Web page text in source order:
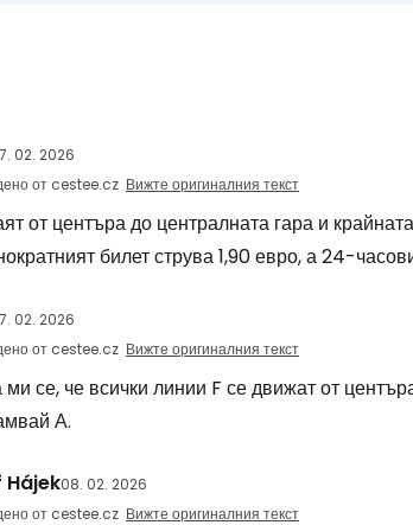
02. 2026
от cestee.cz Вижте оригиналния текст
от центъра до централната гара и
билет струва 1,90 евро, а 24-
02. 2026
от cestee.cz Вижте оригиналния текст
се, че всички линии F се движат от
А.
08. 02. 2026
от cestee.cz Вижте оригиналния текст